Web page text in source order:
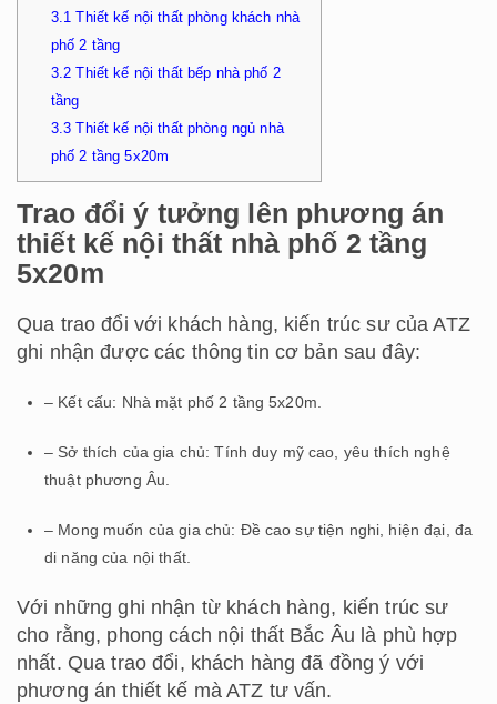
3.1 Thiết kế nội thất phòng khách nhà
phố 2 tầng
3.2 Thiết kế nội thất bếp nhà phố 2
tầng
3.3 Thiết kế nội thất phòng ngủ nhà
phố 2 tầng 5x20m
Trao đổi ý tưởng lên phương án
thiết kế nội thất nhà phố 2 tầng
5x20m
Qua trao đổi với khách hàng, kiến trúc sư của ATZ
ghi nhận được các thông tin cơ bản sau đây:
– Kết cấu: Nhà mặt phố 2 tầng 5x20m.
– Sở thích của gia chủ: Tính duy mỹ cao, yêu thích nghệ
thuật phương Âu.
– Mong muốn của gia chủ: Đề cao sự tiện nghi, hiện đại, đa
di năng của nội thất.
Với những ghi nhận từ khách hàng, kiến trúc sư
cho rằng, phong cách nội thất Bắc Âu là phù hợp
nhất. Qua trao đổi, khách hàng đã đồng ý với
phương án thiết kế mà ATZ tư vấn.